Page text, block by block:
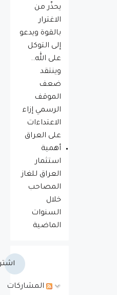
يحذّر من
الاغترار
بالقوة ويدعو
إلى التوكل
على الله..
وينتقد
ضعف
الموقف
الرسمي إزاء
الاعتداءات
على العراق
أهمية
استثمار
العراق للغاز
المصاحب
خلال
السنوات
الماضية
المشاركات